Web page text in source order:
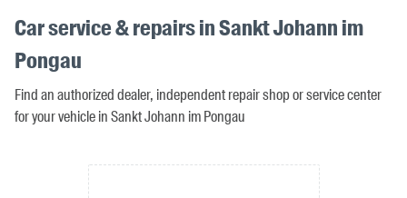
Car service & repairs in Sankt Johann im
Pongau
Find an authorized dealer, independent repair shop or service center
for your vehicle in Sankt Johann im Pongau